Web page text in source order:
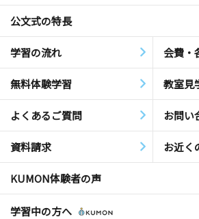
公文式の特長
学習の流れ 会費・
無料体験学習 教室見
よくあるご質問 お問い
資料請求 お近く
KUMON体験者の声
学習中の方へ